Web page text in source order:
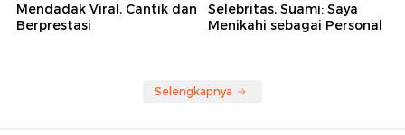
Mendadak Viral, Cantik dan
Berprestasi
Selebritas, Suami: Saya
Menikahi sebagai Personal
Selengkapnya